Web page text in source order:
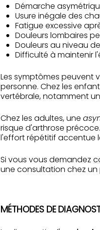
Démarche
Usure inégale des
Fatigue excessive
Douleurs lombaires
Douleurs au niveau
Difficulté à maintenir
Les symptômes peuvent
personne. Chez les
vertébrale, notamment
Chez les adultes, une
risque d'arthrose
l'effort répétitif accentue
Si vous vous demandez
une consultation chez
MÉTHODES DE